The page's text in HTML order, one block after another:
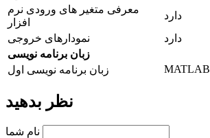
معرفی متغیر های ورودی نرم
افزار
دارد
نمودارهای خروجی
دارد
زبان برنامه نویسی
زبان برنامه نویسی اول
MATLAB
نظر بدهید
نام شما